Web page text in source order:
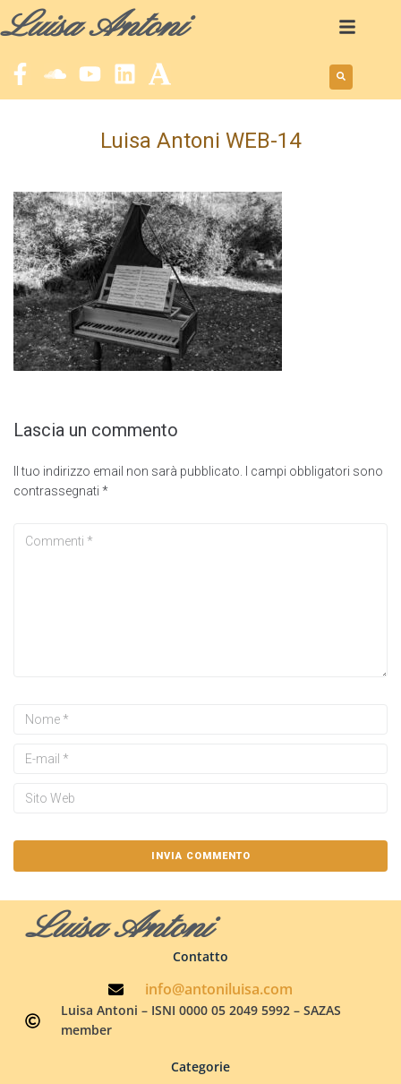
Luisa Antoni
Luisa Antoni WEB-14
Lascia un commento
Il tuo indirizzo email non sarà pubblicato.
I campi obbligatori sono
contrassegnati *
Luisa Antoni
Contatto
info@antoniluisa.com
Luisa Antoni – ISNI 0000 05 2049 5992 – SAZAS
member
Categorie